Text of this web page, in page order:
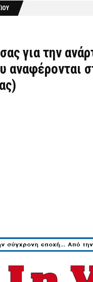
για την
αναφέρονται